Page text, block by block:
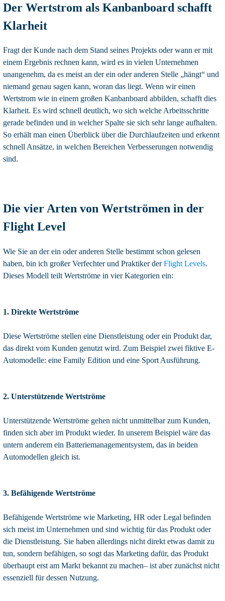
Der Wertstrom als Kanbanboard schafft
Klarheit
Fragt der Kunde nach dem Stand seines Projekts oder wann er mit
einem Ergebnis rechnen kann, wird es in vielen Unternehmen
unangenehm, da es meist an der ein oder anderen Stelle „hängt“ und
niemand genau sagen kann, woran das liegt. Wenn wir einen
Wertstrom wie in einem großen Kanbanboard abbilden, schafft dies
Klarheit. Es wird schnell deutlich, wo sich welche Arbeitsschritte
gerade befinden und in welcher Spalte sie sich sehr lange aufhalten.
So erhält man einen Überblick über die Durchlaufzeiten und erkennt
schnell Ansätze, in welchen Bereichen Verbesserungen notwendig
sind.
Die vier Arten von Wertströmen in der
Flight Level
Wie Sie an der ein oder anderen Stelle bestimmt schon gelesen
haben, bin ich großer Verfechter und Praktiker derFlight Levels.
Dieses Modell teilt Wertströme in vier Kategorien ein:
1. Direkte Wertströme
Diese Wertströme stellen eine Dienstleistung oder ein Produkt dar,
das direkt vom Kunden genutzt wird. Zum Beispiel zwei fiktive E-
Automodelle: eine Family Edition und eine Sport Ausführung.
2. Unterstützende Wertströme
Unterstützende Wertströme gehen nicht unmittelbar zum Kunden,
finden sich aber im Produkt wieder. In unserem Beispiel wäre das
untern anderem ein Batteriemanagementsystem, das in beiden
Automodellen gleich ist.
3. Befähigende Wertströme
Befähigende Wertströme wie Marketing, HR oder Legal befinden
sich meist im Unternehmen und sind wichtig für das Produkt oder
die Dienstleistung. Sie haben allerdings nicht direkt etwas damit zu
tun, sondern befähigen, so sogt das Marketing dafür, das Produkt
überhaupt erst am Markt bekannt zu machen– ist aber zunächst nicht
essenziell für dessen Nutzung.